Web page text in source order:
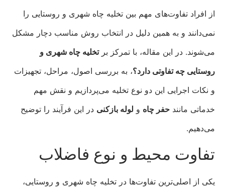
از افراد تفاوت‌های مهم بین تخلیه چاه شهری و روستایی را
نمی‌دانند و به همین دلیل در انتخاب روش مناسب دچار مشکل
می‌شوند. در این مقاله، با تمرکز برتخلیه چاه شهری و
روستایی چه تفاوتی دارد؟، به بررسی اصول، مراحل، تجهیزات
و نکات اجرایی این دو نوع تخلیه می‌پردازیم و نقش مهم
خدماتی مانند حفر چاه و لوله بازکنی در این فرآیند را توضیح
می‌دهیم.
تفاوت محیط و نوع فاضلاب
یکی از اصلی‌ترین تفاوت‌ها در تخلیه چاه شهری و روستایی،